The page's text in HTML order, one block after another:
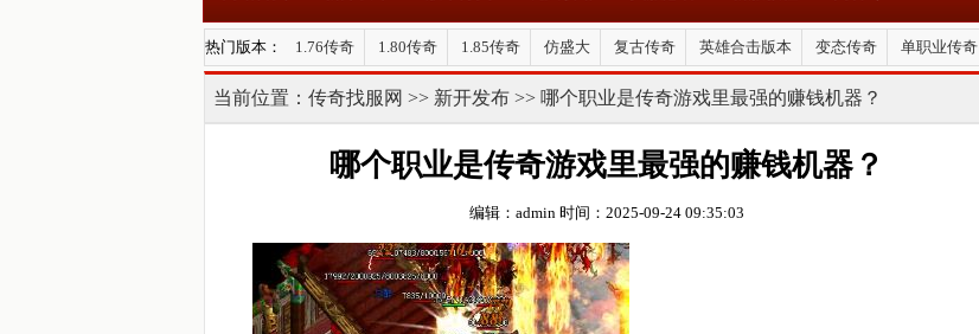
热门版本： 1.76传奇 1.80传奇 1.85传奇 仿盛大 复古传奇 英雄合击版本 变态传奇 单职业传奇
当前位置： 传奇找服网 >> 新开发布 >> 哪个职业是传奇游戏里最强的赚钱机器？
哪个职业是传奇游戏里最强的赚钱机器？
编辑：admin 时间：2025-09-24 09:35:03